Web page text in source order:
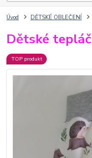
Úvod DĚTSKÉ OBLEČENÍ
Dětské
TOP produkt